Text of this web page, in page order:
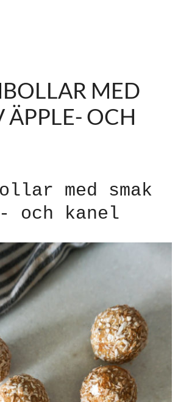
MED
ÄPPLE- OCH
med smak
och kanel